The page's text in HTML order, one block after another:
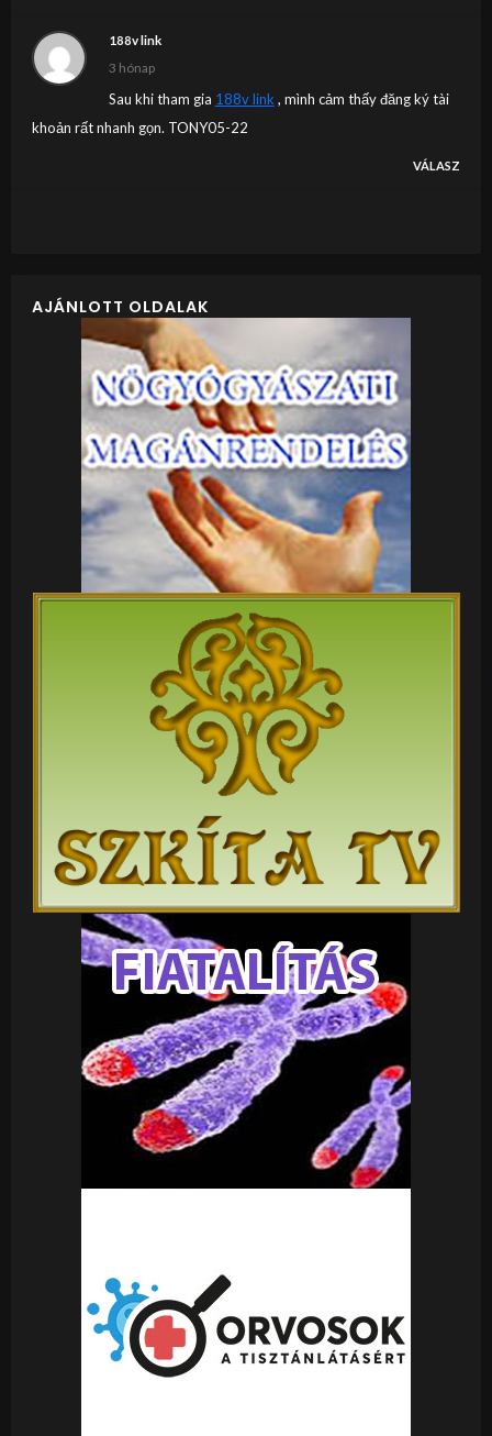
188v link
3 hónap
Sau khi tham gia 188v link , mình cảm thấy đăng ký tài
khoản rất nhanh gọn. TONY05-22
VÁLASZ
AJÁNLOTT OLDALAK